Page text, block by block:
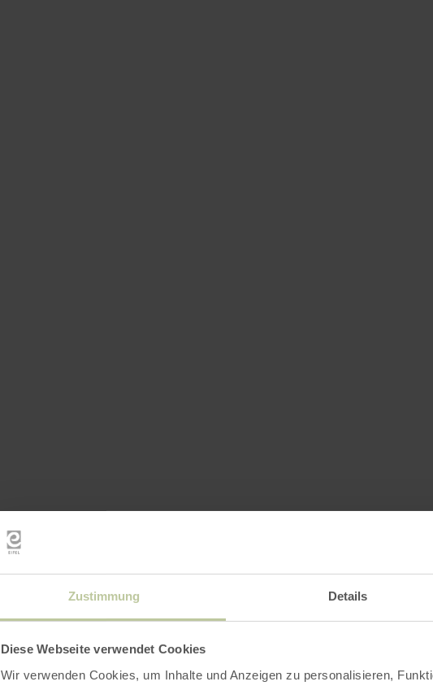
Zustimmung Details
Diese Webseite verwendet Cookies
Wir verwenden Cookies, um Inhalte und Anzeigen zu personalisieren,